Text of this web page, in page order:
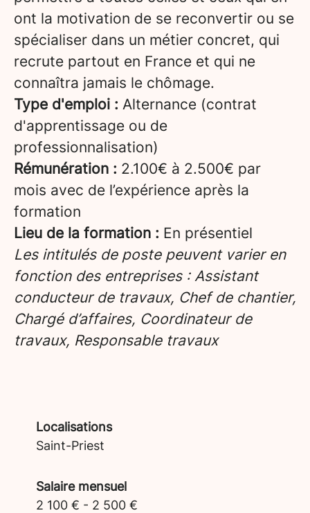
ont la motivation de se reconvertir ou se
spécialiser dans un métier concret, qui
recrute partout en France et qui ne
connaîtra jamais le chômage.
Type d'emploi : Alternance (contrat
d'apprentissage ou de
professionnalisation)
Rémunération : 2.100€ à 2.500€ par
mois avec de l’expérience après la
formation
Lieu de la formation : En présentiel
Les intitulés de poste peuvent varier en
fonction des entreprises : Assistant
conducteur de travaux, Chef de chantier,
Chargé d’affaires, Coordinateur de
travaux, Responsable travaux
Localisations
Saint-Priest
Salaire mensuel
2 100 € - 2 500 €